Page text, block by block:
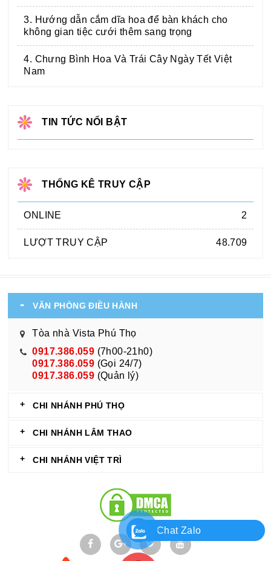
3. Hướng dẫn cắm dĩa hoa để bàn khách cho
không gian tiệc cưới thêm sang trọng
4. Chưng Bình Hoa Và Trái Cây Ngày Tết Việt
Nam
TIN TỨC NỔI BẬT
THỐNG KÊ TRUY CẬP
ONLINE 2
LƯỢT TRUY CẬP 48.709
VĂN PHÒNG ĐIỀU HÀNH
Tòa nhà Vista Phú Thọ
0917.386.059 (7h00-21h0)
0917.386.059 (Gọi 24/7)
0917.386.059 (Quản lý)
CHI NHÁNH PHÚ THỌ
CHI NHÁNH LÂM THAO
CHI NHÁNH VIỆT TRÌ
Chat Zalo